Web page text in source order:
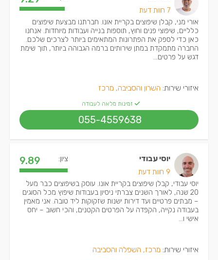
7 חוות דעת
אורי מני, קבלן שיפוצים בקריית אונו. חברתנו מבצעת שיפוצים
כלליים, שיפוצי פנים וחוץ, תוספות בנייה ועבודות מיוחדות. אנחנו
כאן כדי לספק את הפתרונות המתאימים ביותר לצרכים שלכם.
החברה מתמקדת במתן שירותים ברמה הגבוהה ביותר, תוך שימת
דגש על פרטים...
איזורי שירות: השרון והסביבה, מרכז
זמינות מלאה לעבודה
055-4559638
יוסי עבודי
9 חוות דעת
ציון: 9.89
יוסי עבודי, קבלן שיפוצים בקריית אונו. עוסק בשיפוצים כבר מעל
20 שנה, לאורך השנים צברתי ניסיון בעבודות שיפוץ מכל הסוגים
– מבתים פרטיים ועד דירות ישנות שזקוקות ליד טובה. אני מאמין
בעבודה נקייה, הקפדה על הפרטים הקטנים, והכי חשוב – יחס
אישי ו...
איזורי שירות: מרכז, השפלה והסביבה